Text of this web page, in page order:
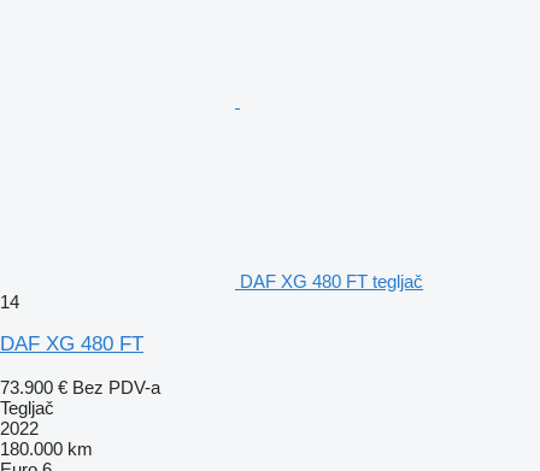
DAF XG 480 FT tegljač
14
DAF XG 480 FT
73.900 € Bez PDV-a
Tegljač
2022
180.000 km